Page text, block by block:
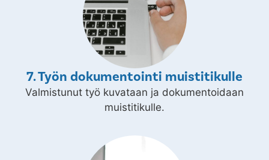
7. Työn dokumentointi muistitikulle
Valmistunut työ kuvataan ja dokumentoidaan
muistitikulle.